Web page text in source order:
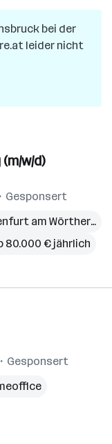
bei der
leider nicht
w/d)
Gesponsert
am Wörthersee
80.000 € jährlich
Gesponsert